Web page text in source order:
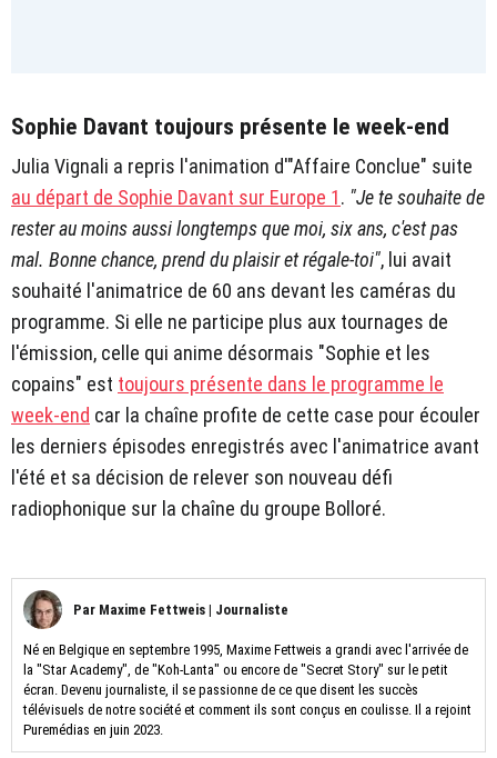
Sophie Davant toujours présente le week-end
Julia Vignali a repris l'animation d'"Affaire Conclue" suite
au départ de Sophie Davant sur Europe 1. "Je te souhaite de
rester au moins aussi longtemps que moi, six ans, c'est pas
mal. Bonne chance, prend du plaisir et régale-toi", lui avait
souhaité l'animatrice de 60 ans devant les caméras du
programme. Si elle ne participe plus aux tournages de
l'émission, celle qui anime désormais "Sophie et les
copains" est toujours présente dans le programme le
week-end car la chaîne profite de cette case pour écouler
les derniers épisodes enregistrés avec l'animatrice avant
l'été et sa décision de relever son nouveau défi
radiophonique sur la chaîne du groupe Bolloré.
Par Maxime Fettweis | Journaliste
Né en Belgique en septembre 1995, Maxime Fettweis a grandi avec l'arrivée de
la "Star Academy", de "Koh-Lanta" ou encore de "Secret Story" sur le petit
écran. Devenu journaliste, il se passionne de ce que disent les succès
télévisuels de notre société et comment ils sont conçus en coulisse. Il a rejoint
Puremédias en juin 2023.